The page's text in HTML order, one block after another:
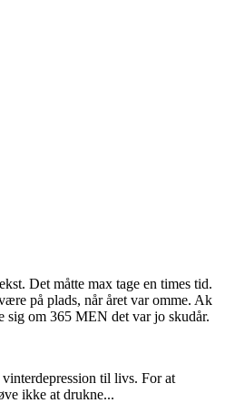
Det måtte max tage en times tid.
på plads, når året var omme. Ak
sig om 365 MEN det var jo skudår.
til livs. For at
ikke at drukne...